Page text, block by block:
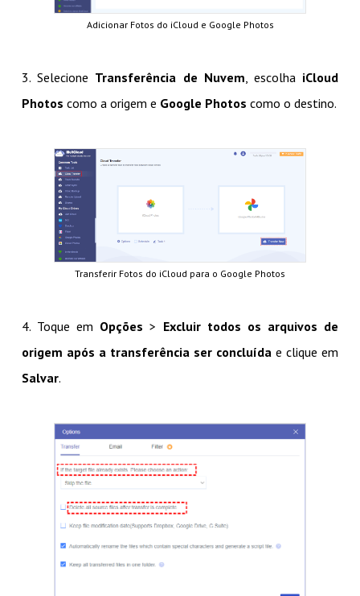
Adicionar Fotos do iCloud e Google Photos
3. Selecione Transferência de Nuvem , escolha iCloud
Photos como a origem e Google Photos como o destino.
Transferir Fotos do iCloud para o Google Photos
4. Toque em Opções > Excluir todos os arquivos de
origem após a transferência ser concluída e clique em
Salvar.